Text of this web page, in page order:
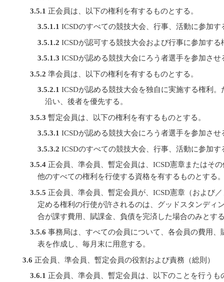
3.5.1 正会員は、以下の権利を有するものとする。
3.5.1.1 ICSDのすべての競技大会、行事、活動に参加す
3.5.1.2 ICSDが認可する競技大会および行事に参加する
3.5.1.3 ICSDが認める競技大会にろう者選手を参加させ
3.5.2 準会員は、以下の権利を有するものとする。
3.5.2.1 ICSDが認める競技大会を独自に実施する権利
沿い、後者を優先する。
3.5.3 暫定会員は、以下の権利を有するものとする。
3.5.3.1 ICSDが認める競技大会にろう者選手を参加させ
3.5.3.2 ICSDのすべての競技大会、行事、活動に参加す
3.5.4 正会員、準会員、暫定会員は、ICSD憲章またはそ
他のすべての権利を行使する資格を有するものとする
3.5.5 正会員、準会員、暫定会員が、ICSD憲章（および
定める権利の行使が許されるのは、グッドスタンディ
合が課す費用、賦課金、負債を完済した場合のみとす
3.5.6 事務局は、すべての会員について、各会員の費用
表を作成し、毎月末に用意する。
3.6 正会員、準会員、暫定会員の役割および責務（総則）
3.6.1 正会員、準会員、暫定会員は、以下のことを行うも